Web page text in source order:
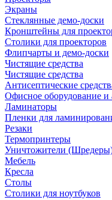
Экраны
Стеклянные демо-доски
Кронштейны для
Столики для проекторов
Флипчарты и демо-доски
Чистящие средства
Чистящие средства
Антисептические
Офисное оборудование и
Ламинаторы
Пленки для
Резаки
Термопринтеры
Уничтожители
Мебель
Кресла
Столы
Столики для ноутбуков